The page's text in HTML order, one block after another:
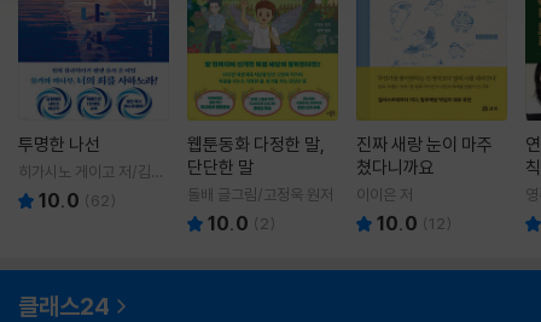
투명한 나선
히가시노 게이고 저/김선
영 역10.0 (62)
웹툰동화 다정한 말,
단단한 말
돌배 글그림/고정욱 원저
10.0 ( 2)
진짜 새랑 눈이 마주
쳤다니까요
이이은 저
10.0 (12)
칙
클래스24